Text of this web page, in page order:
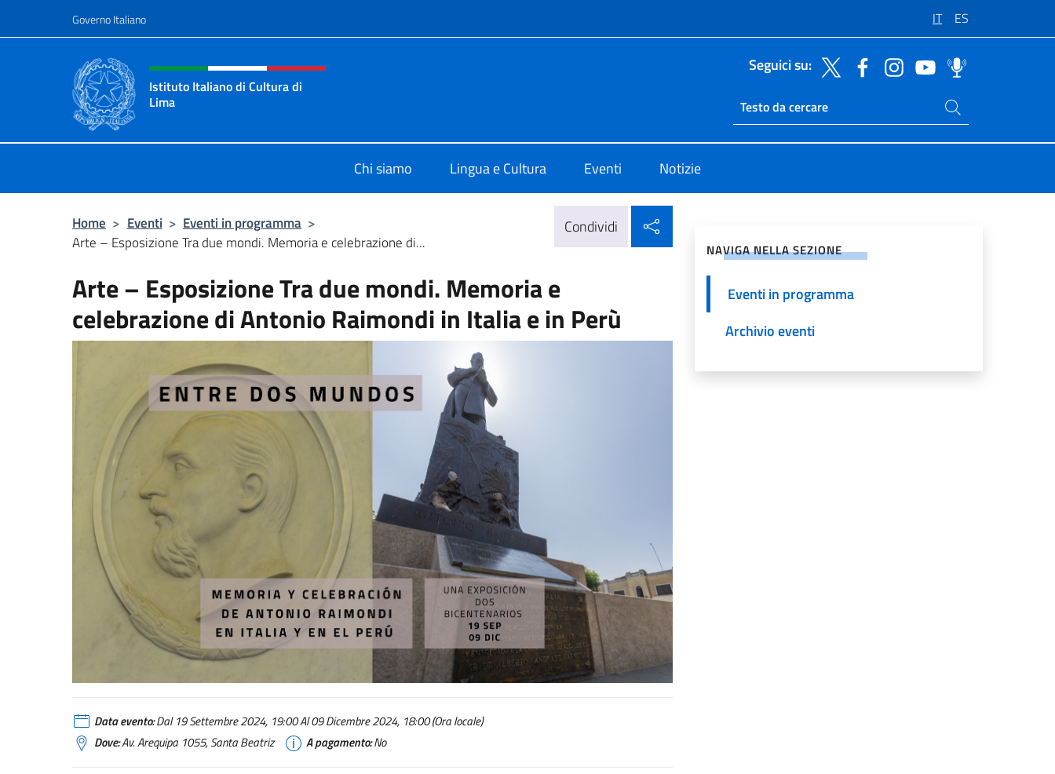
Governo Italiano IT ES
Intestazione sito, social e menù
Istituto Italiano di Cultura di
Lima
Seguici su:
Ricerca sito live
Cerca nel sito
Chi siamo Lingua e Cultura Eventi Notizie
Home > Eventi > Eventi in programma >
Arte – Esposizione Tra due mondi. Memoria e celebrazione di...
Condividi
Arte – Esposizione Tra due mondi. Memoria e
celebrazione di Antonio Raimondi in Italia e in Perù
Data evento:Dal 19 Settembre 2024, 19:00 Al 09 Dicembre 2024, 18:00 (Ora locale)
Dove:Av. Arequipa 1055, Santa Beatriz A pagamento:No
NAVIGA NELLA SEZIONE
Eventi in programma
Archivio eventi